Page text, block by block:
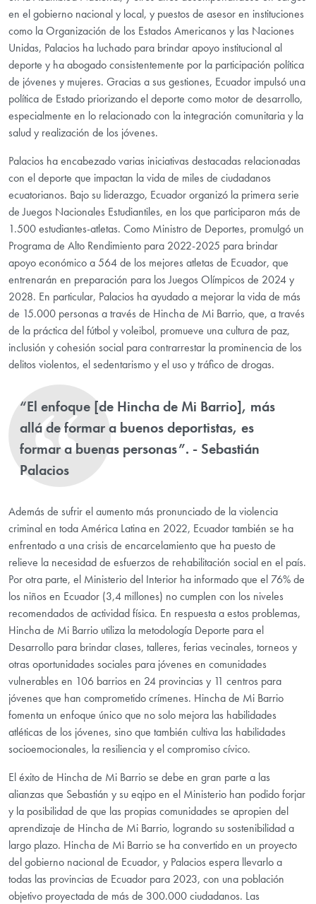
en el gobierno nacional y local, y puestos de asesor en instituciones
como la Organización de los Estados Americanos y las Naciones
Unidas, Palacios ha luchado para brindar apoyo institucional al
deporte y ha abogado consistentemente por la participación política
de jóvenes y mujeres. Gracias a sus gestiones, Ecuador impulsó una
política de Estado priorizando el deporte como motor de desarrollo,
especialmente en lo relacionado con la integración comunitaria y la
salud y realización de los jóvenes.
Palacios ha encabezado varias iniciativas destacadas relacionadas
con el deporte que impactan la vida de miles de ciudadanos
ecuatorianos. Bajo su liderazgo, Ecuador organizó la primera serie
de Juegos Nacionales Estudiantiles, en los que participaron más de
1.500 estudiantes-atletas. Como Ministro de Deportes, promulgó un
Programa de Alto Rendimiento para 2022-2025 para brindar
apoyo económico a 564 de los mejores atletas de Ecuador, que
entrenarán en preparación para los Juegos Olímpicos de 2024 y
2028. En particular, Palacios ha ayudado a mejorar la vida de más
de 15.000 personas a través de Hincha de Mi Barrio, que, a través
de la práctica del fútbol y voleibol, promueve una cultura de paz,
inclusión y cohesión social para contrarrestar la prominencia de los
delitos violentos, el sedentarismo y el uso y tráfico de drogas.
“El enfoque [de Hincha de Mi Barrio], más
allá de formar a buenos deportistas, es
formar a buenas personas”. - Sebastián
Palacios
Además de sufrir el aumento más pronunciado de la violencia
criminal en toda América Latina en 2022, Ecuador también se ha
enfrentado a una crisis de encarcelamiento que ha puesto de
relieve la necesidad de esfuerzos de rehabilitación social en el país.
Por otra parte, el Ministerio del Interior ha informado que el 76% de
los niños en Ecuador (3,4 millones) no cumplen con los niveles
recomendados de actividad física. En respuesta a estos problemas,
Hincha de Mi Barrio utiliza la metodología Deporte para el
Desarrollo para brindar clases, talleres, ferias vecinales, torneos y
otras oportunidades sociales para jóvenes en comunidades
vulnerables en 106 barrios en 24 provincias y 11 centros para
jóvenes que han comprometido crímenes. Hincha de Mi Barrio
fomenta un enfoque único que no solo mejora las habilidades
atléticas de los jóvenes, sino que también cultiva las habilidades
socioemocionales, la resiliencia y el compromiso cívico.
El éxito de Hincha de Mi Barrio se debe en gran parte a las
alianzas que Sebastián y su eqipo en el Ministerio han podido forjar
y la posibilidad de que las propias comunidades se apropien del
aprendizaje de Hincha de Mi Barrio, logrando su sostenibilidad a
largo plazo. Hincha de Mi Barrio se ha convertido en un proyecto
del gobierno nacional de Ecuador, y Palacios espera llevarlo a
todas las provincias de Ecuador para 2023, con una población
objetivo proyectada de más de 300.000 ciudadanos. Las